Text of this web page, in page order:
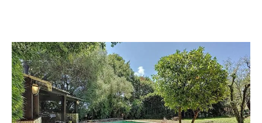
ANTIBES 06
124,70 m2, 7 pièces
Ref : 37706
Maison à vendre